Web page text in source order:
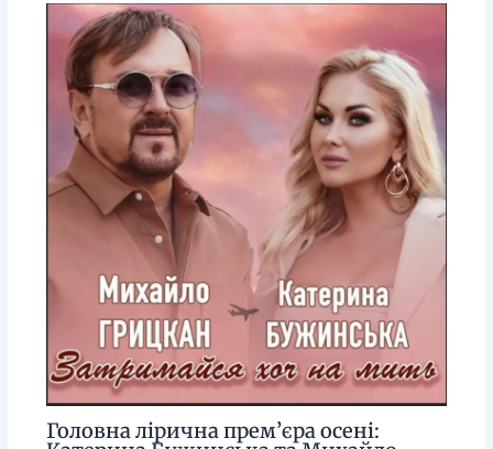
Головна лірична прем’єра осені: